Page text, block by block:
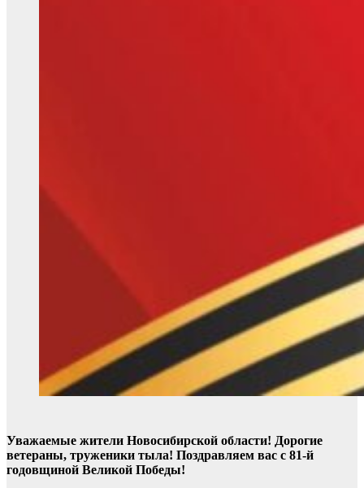
Уважаемые жители Новосибирской области! Дорогие
ветераны, труженики тыла! Поздравляем вас с 81-й
годовщиной Великой Победы!